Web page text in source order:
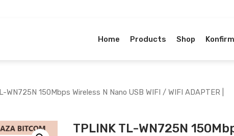
Home Products Shop
WN725N 150Mbps Wireless N Nano USB WIFI / WIFI ADAPTER |
TPLINK TL-WN725N